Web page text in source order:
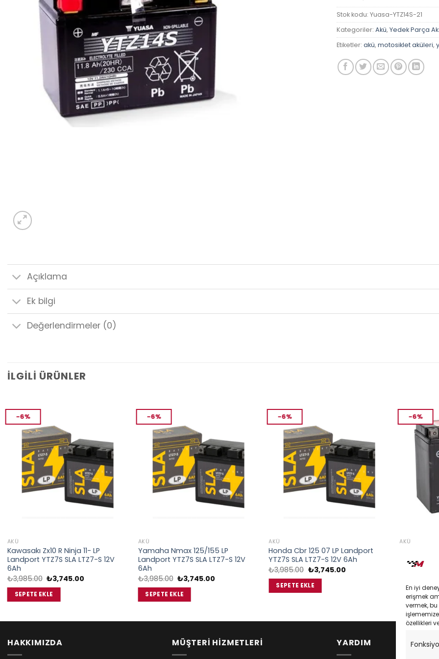
En iyi
erişmek
vermek,
özellikleri
Stok kodu: Yuasa-YTZ14S-21
Kategoriler: Akü, Yedek Parça
Etiketler: akü, motosiklet aküleri,
Açıklama
Ek bilgi
Değerlendirmeler (0)
İLGILI ÜRÜNLER
-6%
AKÜ
Kawasakı Zx10 R Ninja 11- LP
Landport YTZ7S SLA LTZ7-S 12V
6Ah
₺3,985.00 Orijinal
fiyat:
₺3,985.00.
₺3,745.00
SEPETE EKLE
-6%
AKÜ
Yamaha Nmax 125/155 LP
Landport YTZ7S SLA LTZ7-S 12V
6Ah
₺3,985.00 Orijinal
fiyat:
₺3,985.00.
₺3,745.00Şu
SEPETE EKLE
-6%
AKÜ
Honda Cbr 125 07 LP Landport
YTZ7S SLA LTZ7-S 12V 6Ah
₺3,985.00 Orijinal
fiyat:
₺3,985.00.
₺3,745.00Şu
SEPETE EKLE
-6%
AKÜ
YTZ8V
4,475.00
SEPETE
HAKKIMIZDA MÜŞTERİ HİZMETLERİ YARDIM